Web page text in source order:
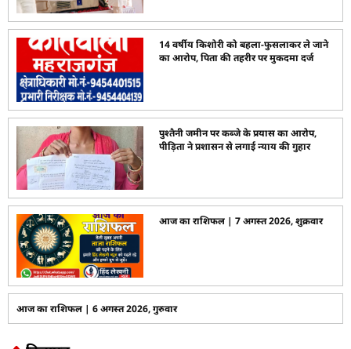
14 वर्षीय किशोरी को बहला-फुसलाकर ले जाने
का आरोप, पिता की तहरीर पर मुकदमा दर्ज
पुश्तैनी जमीन पर कब्जे के प्रयास का आरोप,
पीड़िता ने प्रशासन से लगाई न्याय की गुहार
आज का राशिफल | 7 अगस्त 2026, शुक्रवार
आज का राशिफल | 6 अगस्त 2026, गुरुवार